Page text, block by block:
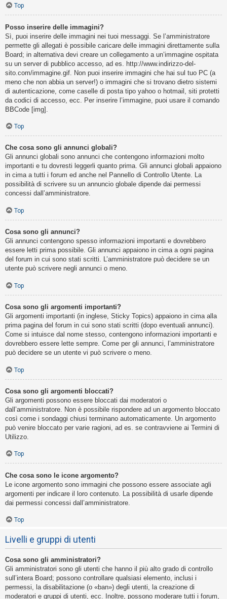
Top
Posso inserire delle immagini?
Sì, puoi inserire delle immagini nei tuoi messaggi. Se l’amministratore
permette gli allegati è possibile caricare delle immagini direttamente sulla
Board; in alternativa devi creare un collegamento a un’immagine ospitata
su un server di pubblico accesso, ad es. http://www.indirizzo-del-
sito.com/immagine.gif. Non puoi inserire immagini che hai sul tuo PC (a
meno che non abbia un server!) o immagini che si trovano dietro sistemi
di autenticazione, come caselle di posta tipo yahoo o hotmail, siti protetti
da codici di accesso, ecc. Per inserire l’immagine, puoi usare il comando
BBCode [img].
Top
Che cosa sono gli annunci globali?
Gli annunci globali sono annunci che contengono informazioni molto
importanti e tu dovresti leggerli quanto prima. Gli annunci globali appaiono
in cima a tutti i forum ed anche nel Pannello di Controllo Utente. La
possibilità di scrivere su un annuncio globale dipende dai permessi
concessi dall’amministratore.
Top
Cosa sono gli annunci?
Gli annunci contengono spesso informazioni importanti e dovrebbero
essere letti prima possibile. Gli annunci appaiono in cima a ogni pagina
del forum in cui sono stati scritti. L’amministratore può decidere se un
utente può scrivere negli annunci o meno.
Top
Cosa sono gli argomenti importanti?
Gli argomenti importanti (in inglese, Sticky Topics) appaiono in cima alla
prima pagina del forum in cui sono stati scritti (dopo eventuali annunci).
Come si intuisce dal nome stesso, contengono informazioni importanti e
dovrebbero essere lette sempre. Come per gli annunci, l’amministratore
può decidere se un utente vi può scrivere o meno.
Top
Cosa sono gli argomenti bloccati?
Gli argomenti possono essere bloccati dai moderatori o
dall’amministratore. Non è possibile rispondere ad un argomento bloccato
così come i sondaggi chiusi terminano automaticamente. Un argomento
può venire bloccato per varie ragioni, ad es. se contravviene ai Termini di
Utilizzo.
Top
Che cosa sono le icone argomento?
Le icone argomento sono immagini che possono essere associate agli
argomenti per indicare il loro contenuto. La possibilità di usarle dipende
dai permessi concessi dall’amministratore.
Top
Livelli e gruppi di utenti
Cosa sono gli amministratori?
Gli amministratori sono gli utenti che hanno il più alto grado di controllo
sull’intera Board; possono controllare qualsiasi elemento, inclusi i
permessi, la disabilitazione (o «ban») degli utenti, la creazione di
moderatori e gruppi di utenti, ecc. Inoltre, possono moderare tutti i forum,